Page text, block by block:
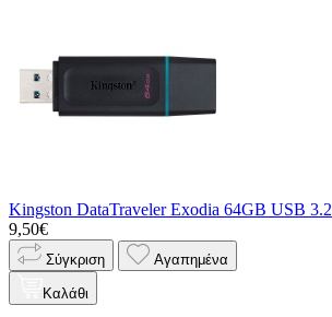
Kingston DataTraveler Exodia 64GB USB 3.2
9,50€
Σύγκριση Αγαπημένα
Καλάθι